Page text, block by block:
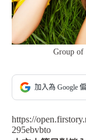
Group of
加入為 Google
https://
295ebvbto